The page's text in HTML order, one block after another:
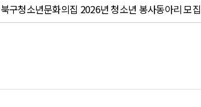
북구청소년문화의집 2026년 청소년 봉사동아리 모집